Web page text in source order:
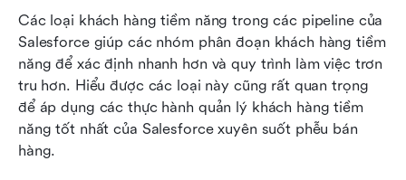
Các loại khách hàng tiềm năng trong các pipeline của
Salesforce giúp các nhóm phân đoạn khách hàng tiềm
năng để xác định nhanh hơn và quy trình làm việc trơn
tru hơn. Hiểu được các loại này cũng rất quan trọng
để áp dụng các thực hành quản lý khách hàng tiềm
năng tốt nhất của Salesforce xuyên suốt phễu bán
hàng.